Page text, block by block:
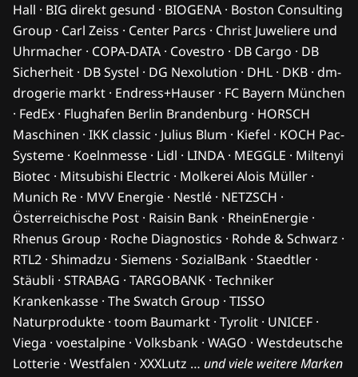
Hall · BIG direkt gesund · BIOGENA · Boston Consulting
Group · Carl Zeiss · Center Parcs · Christ Juweliere und
Uhrmacher · COPA-DATA · Covestro · DB Cargo · DB
Sicherheit · DB Systel · DG Nexolution · DHL · DKB · dm-
drogerie markt · Endress+Hauser · FC Bayern München
· FedEx · Flughafen Berlin Brandenburg · HORSCH
Maschinen · IKK classic · Julius Blum · Kiefel · KOCH Pac-
Systeme · Koelnmesse · Lidl · LINDA · MEGGLE · Miltenyi
Biotec · Mitsubishi Electric · Molkerei Alois Müller ·
Munich Re · MVV Energie · Nestlé · NETZSCH ·
Österreichische Post · Raisin Bank · RheinEnergie ·
Rhenus Group · Roche Diagnostics · Rohde & Schwarz ·
RTL2 · Shimadzu · Siemens · SozialBank · Staedtler ·
Stäubli · STRABAG · TARGOBANK · Techniker
Krankenkasse · The Swatch Group · TISSO
Naturprodukte · toom Baumarkt · Tyrolit · UNICEF ·
Viega · voestalpine · Volksbank · WAGO · Westdeutsche
Lotterie · Westfalen · XXXLutz … und viele weitere Marken